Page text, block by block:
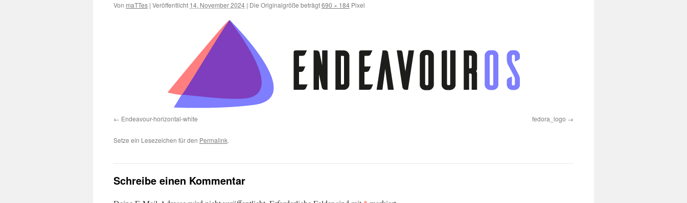
Von maTTes | Veröffentlicht 14. November 2024 | Die Originalgröße beträgt690 × 184 Pixel
Endeavour-horizontal-white fedora_logo
Setze ein Lesezeichen für den Permalink.
Schreibe einen Kommentar